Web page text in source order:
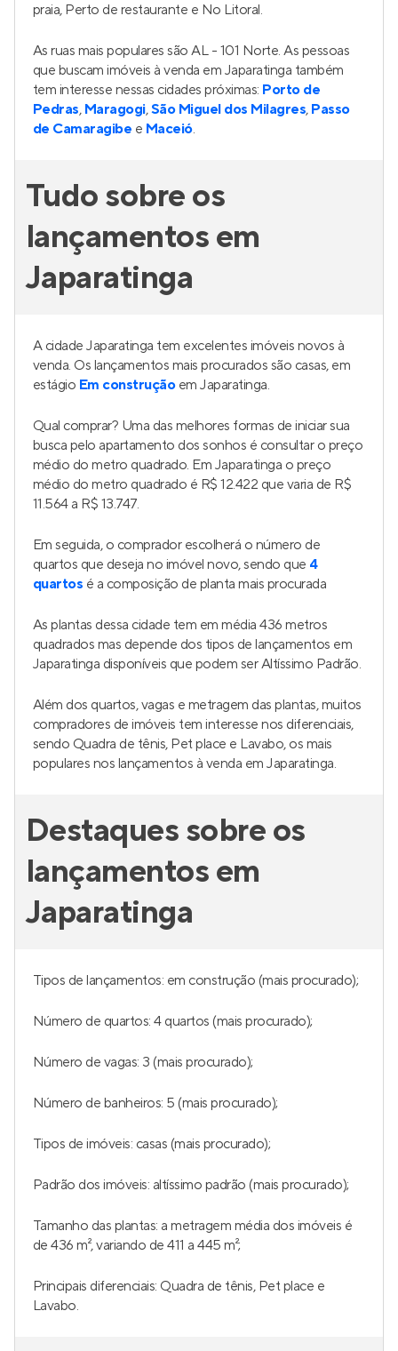
praia, Perto de restaurante e No Litoral.
As ruas mais populares são AL - 101 Norte. As pessoas
que buscam imóveis à venda em Japaratinga também
tem interesse nessas cidades próximas: Porto de
Pedras, Maragogi,São Miguel dos Milagres, Passo
de Camaragibe e Maceió.
Tudo sobre os
lançamentos em
Japaratinga
A cidade Japaratinga tem excelentes imóveis novos à
venda. Os lançamentos mais procurados são casas, em
estágio Em construçãoem Japaratinga.
Qual comprar? Uma das melhores formas de iniciar sua
busca pelo apartamento dos sonhos é consultar o preço
médio do metro quadrado. Em Japaratinga o preço
médio do metro quadrado é R$ 12.422 que varia de R$
11.564 a R$ 13.747.
Em seguida, o comprador escolherá o número de
quartos que deseja no imóvel novo, sendo que 4
quartos é a composição de planta mais procurada
As plantas dessa cidade tem em média 436 metros
quadrados mas depende dos tipos de lançamentos em
Japaratinga disponíveis que podem ser Altíssimo Padrão.
Além dos quartos, vagas e metragem das plantas, muitos
compradores de imóveis tem interesse nos diferenciais,
sendo Quadra de tênis, Pet place e Lavabo, os mais
populares nos lançamentos à venda em Japaratinga.
Destaques sobre os
lançamentos em
Japaratinga
Tipos de lançamentos: em construção (mais procurado);
Número de quartos: 4 quartos (mais procurado);
Número de vagas: 3 (mais procurado);
Número de banheiros: 5 (mais procurado);
Tipos de imóveis: casas (mais procurado);
Padrão dos imóveis: altíssimo padrão (mais procurado);
Tamanho das plantas: a metragem média dos imóveis é
de 436 m², variando de 411 a 445 m²;
Principais diferenciais: Quadra de tênis, Pet place e
Lavabo.